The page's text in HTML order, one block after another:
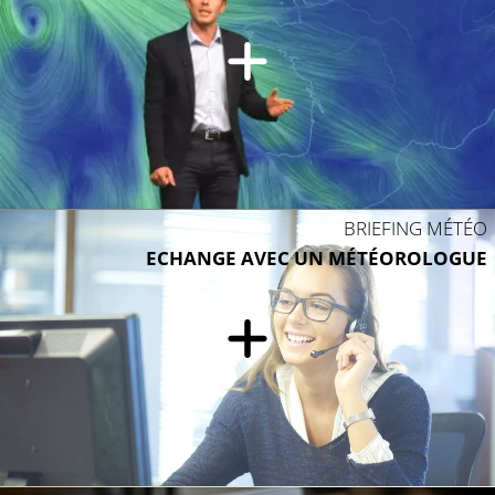
BRIEFING MÉTÉO
ECHANGE AVEC UN MÉTÉOROLOGUE